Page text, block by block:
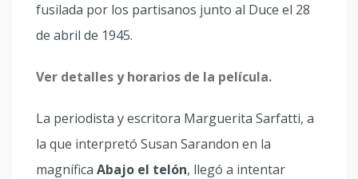
fusilada por los partisanos junto al Duce el 28
de abril de 1945.
Ver detalles y horarios de la película.
La periodista y escritora Marguerita Sarfatti, a
la que interpretó Susan Sarandon en la
magnífica Abajo el telón, llegó a intentar